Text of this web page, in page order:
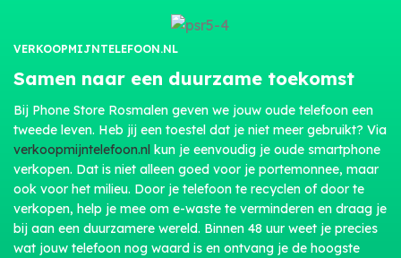
VERKOOPMIJNTELEFOON.NL
Samen naar een duurzame toekomst
Bij Phone Store Rosmalen geven we jouw oude telefoon een
tweede leven. Heb jij een toestel dat je niet meer gebruikt? Via
verkoopmijntelefoon.nl kun je eenvoudig je oude smartphone
verkopen. Dat is niet alleen goed voor je portemonnee, maar
ook voor het milieu. Door je telefoon te recyclen of door te
verkopen, help je mee om e-waste te verminderen en draag je
bij aan een duurzamere wereld. Binnen 48 uur weet je precies
wat jouw telefoon nog waard is en ontvang je de hoogste